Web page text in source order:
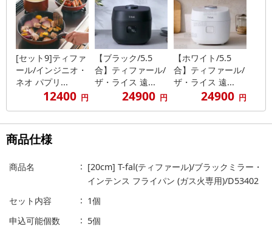
[セット9]ティファ
ール/インジニオ・
ネオ パプリ...
12400 円
【ブラック/5.5
合】ティファール/
ザ・ライス 遠...
24900 円
【ホワイト/5.5
合】ティファール/
ザ・ライス 遠...
24900 円
商品仕様
商品名
[20cm] T-fal(ティファール)/ブラックミラー・
インテンス フライパン (ガス火専用)/D53402
セット内容
1個
申込可能個数
5個